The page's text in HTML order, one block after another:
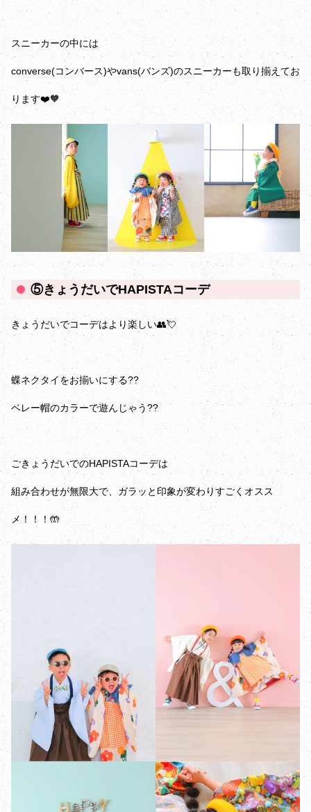
スニーカーの中には
converse(コンバース)やvans(バンズ)のスニーカーも取り揃えてお
ります❤️🧡
⑤きょうだいでHAPISTAコーデ
きょうだいでコーデはより楽しい👥💘
蝶ネクタイをお揃いにする??
ベレー帽のカラーで遊んじゃう??
ごきょうだいでのHAPISTAコーデは
組み合わせが無限大で、ガラッと印象が変わりすごくオスス
メ！！！🤲